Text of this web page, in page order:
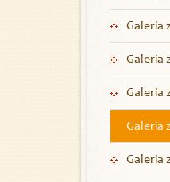
Galeria
Galeria
Galeria
Galeria
Galeria